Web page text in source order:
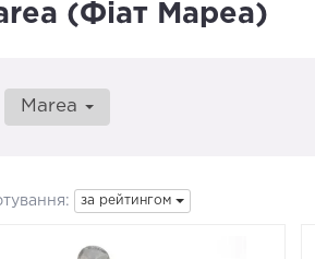
(Фіат Мареа)
Marea
за рейтингом